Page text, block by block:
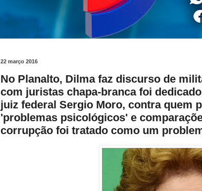
22 março 2016
No Planalto, Dilma faz discurso de
com juristas chapa-branca foi
juiz federal Sergio Moro, contra quem
'problemas psicológicos' e
corrupção foi tratado como um